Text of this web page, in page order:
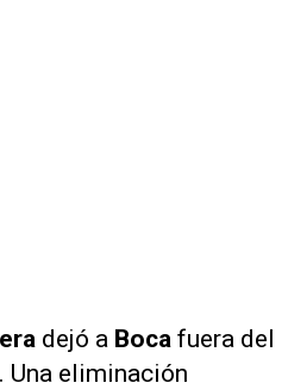
dejó a Boca fuera del
Una eliminación